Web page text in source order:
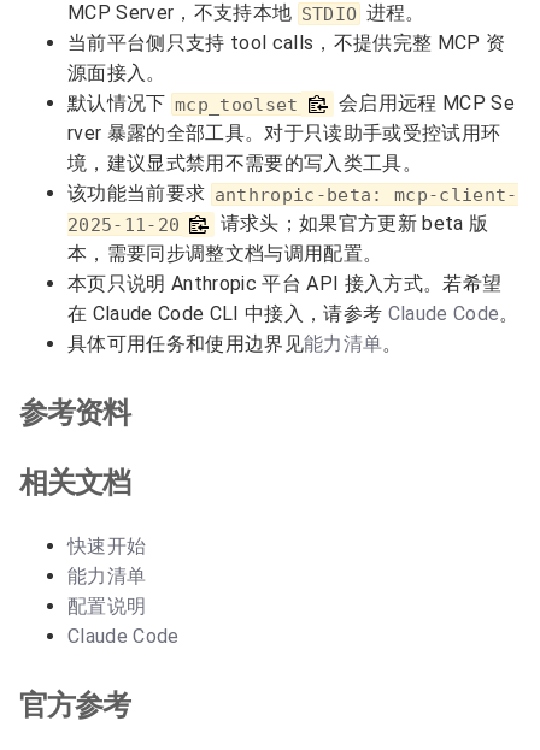
MCP Server，不支持本地 STDIO 进程。
当前平台侧只支持 tool calls，不提供完整 MCP 资
源面接入。
默认情况下 mcp_toolset
会启用远程 MCP Se
rver 暴露的全部工具。对于只读助手或受控试用环
境，建议显式禁用不需要的写入类工具。
该功能当前要求 anthropic-beta: mcp-client-
2025-11-20
请求头；如果官方更新 beta 版
本，需要同步调整文档与调用配置。
本页只说明 Anthropic 平台 API 接入方式。若希望
在 Claude Code CLI 中接入，请参考 Claude Code。
具体可用任务和使用边界见能力清单。
参考资料
相关文档
快速开始
能力清单
配置说明
Claude Code
官方参考